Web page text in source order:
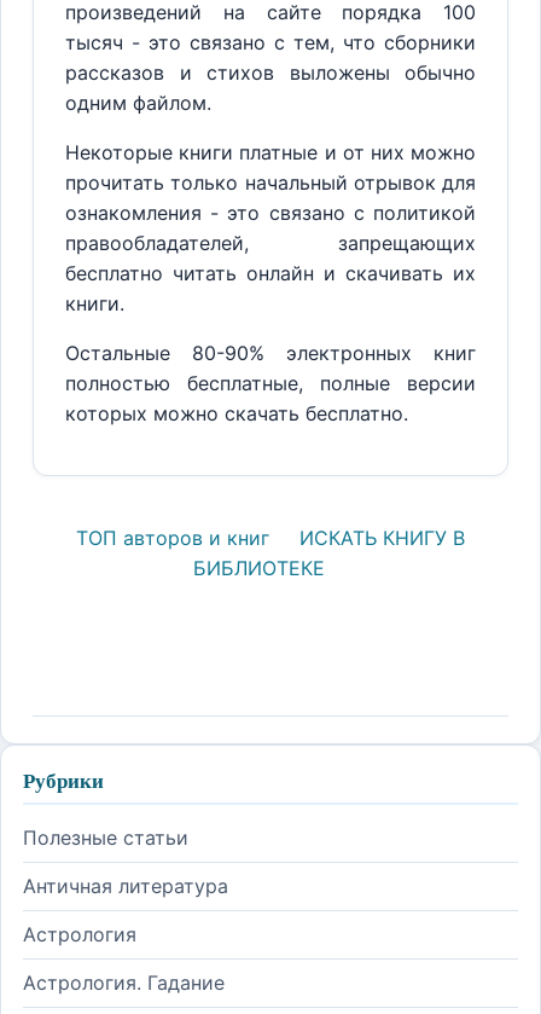
произведений на сайте порядка 100
тысяч - это связано с тем, что сборники
рассказов и стихов выложены обычно
одним файлом.
Некоторые книги платные и от них можно
прочитать только начальный отрывок для
ознакомления - это связано с политикой
правообладателей, запрещающих
бесплатно читать онлайн и скачивать их
книги.
Остальные 80-90% электронных книг
полностью бесплатные, полные версии
которых можно скачать бесплатно.
ТОП авторов и книг
ИСКАТЬ КНИГУ В
БИБЛИОТЕКЕ
Рубрики
Полезные статьи
Античная литература
Астрология
Астрология. Гадание